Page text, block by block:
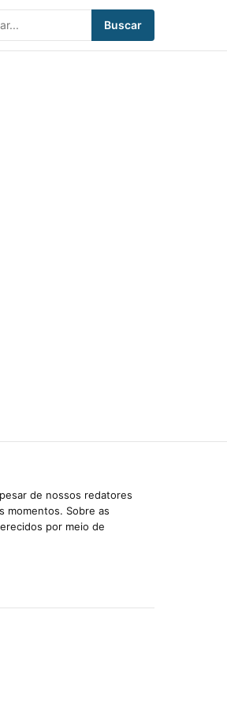
Buscar
de nossos redatores
momentos. Sobre as
por meio de